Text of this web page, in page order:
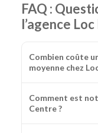
FAQ :
l’agence
Combien coûte
moyenne chez
Comment est
Centre ?